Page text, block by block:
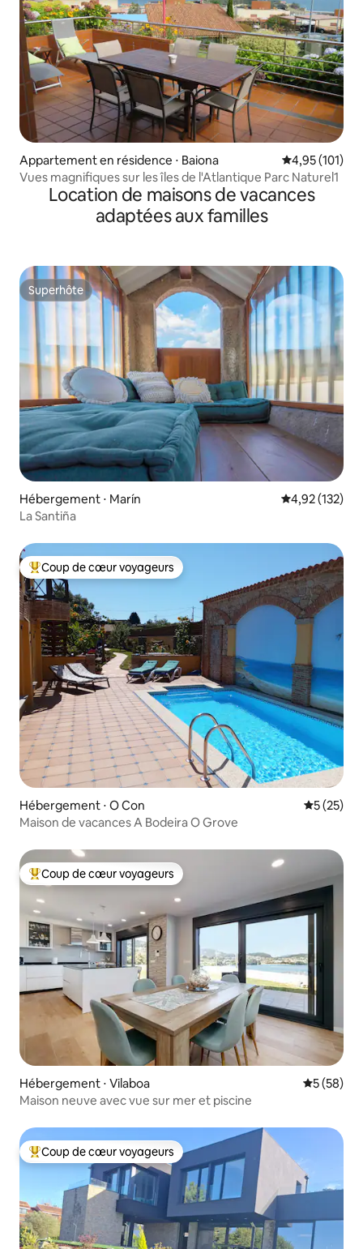
Appartement en résidence ⋅ Baiona Évaluation
4,95 (101)
Vues magnifiques sur les îles de l'Atlantique Parc Naturel1
Location de maisons de vacances
adaptées aux familles
Superhôte
Superhôte
Hébergement ⋅ Marín Évaluation
4,92 (132)
La Santiña
Coups de cœur voyageurs les plus appréciés
Coup de cœur voyageurs
Hébergement ⋅ O Con
5 (25)
Maison de vacances A Bodeira O Grove
Coups de cœur voyageurs les plus appréciés
Coup de cœur voyageurs
Hébergement ⋅ Vilaboa
5 (58)
Maison neuve avec vue sur mer et piscine
Coups de cœur voyageurs les plus appréciés
Coup de cœur voyageurs